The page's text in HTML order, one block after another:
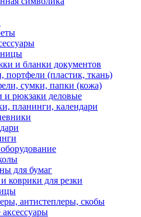
и бланки документов
портфели (пластик, ткань)
сумки, папки (кожа)
и рюкзаки деловые
планинги, календари
для бумаг
коврики для резки
антистеплеры, скобы